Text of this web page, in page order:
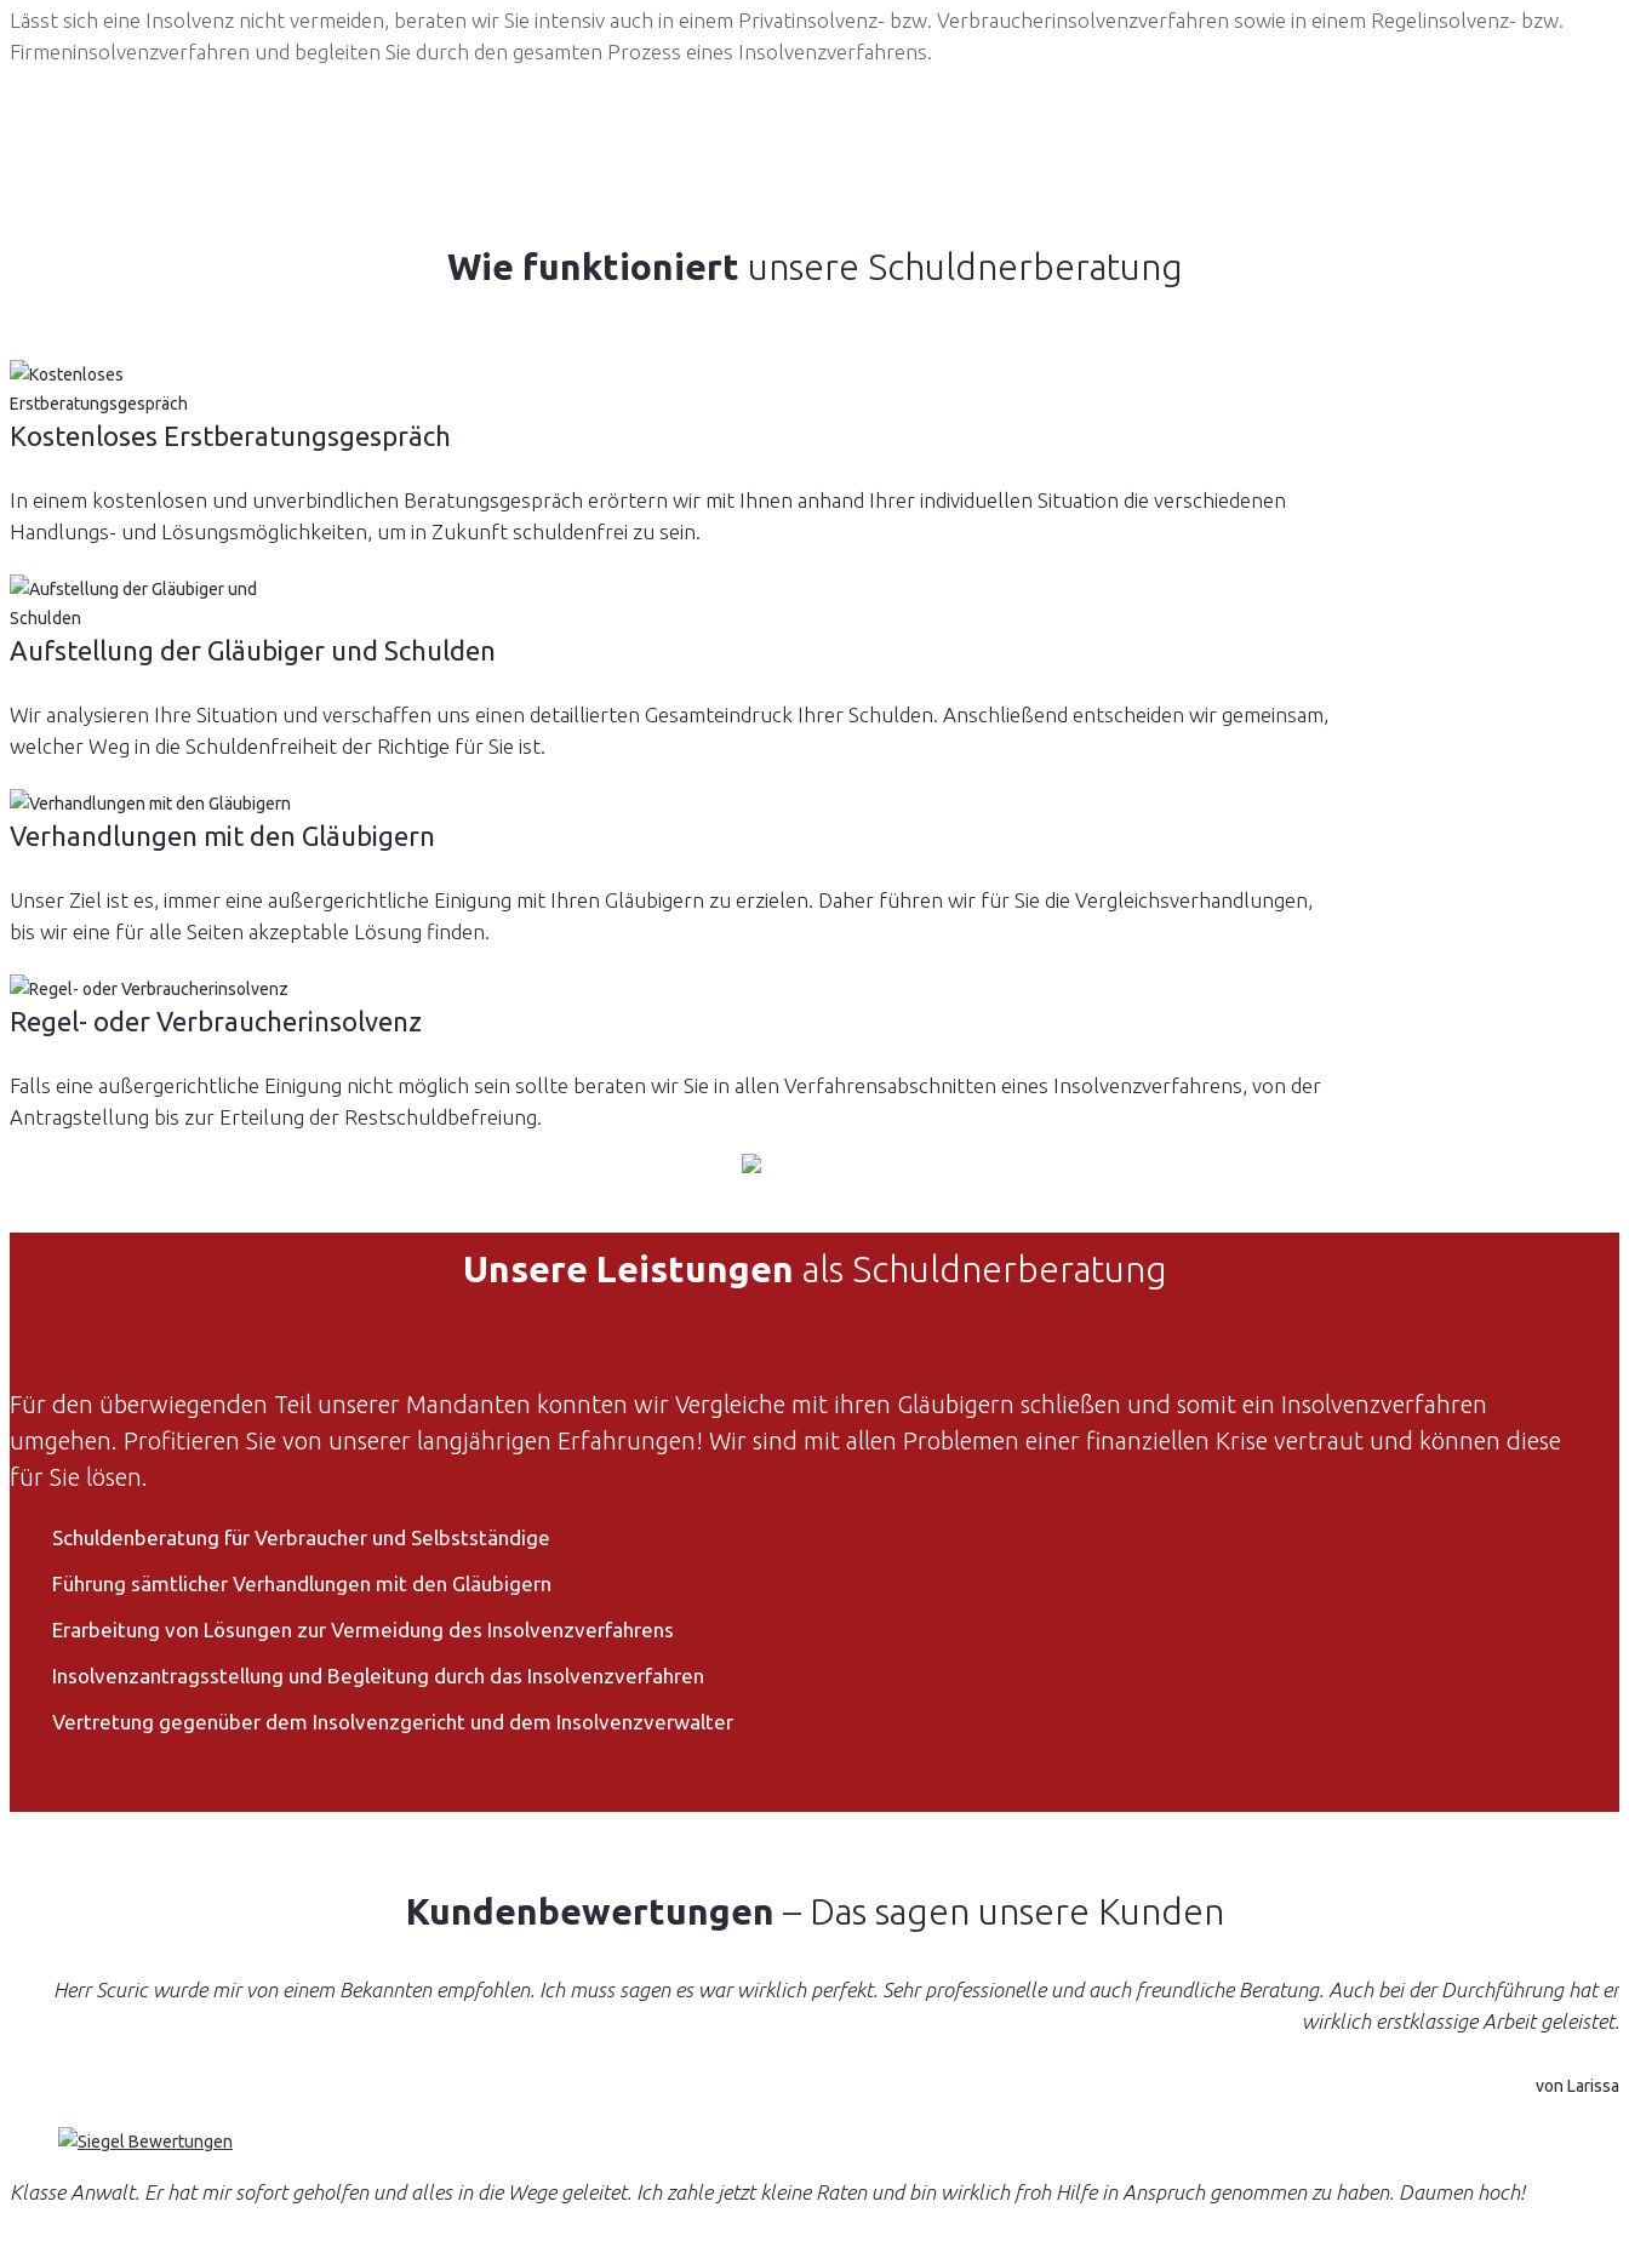
Lässt sich eine Insolvenz nicht vermeiden, beraten wir Sie intensiv auch in einem Privatinsolvenz- bzw. Verbraucherinsolvenzverfahren sowie in einem Regelinsolvenz- bzw.
Firmeninsolvenzverfahren und begleiten Sie durch den gesamten Prozess eines Insolvenzverfahrens.
Wie funktioniert unsere Schuldnerberatung
Kostenloses Erstberatungsgespräch
In einem kostenlosen und unverbindlichen Beratungsgespräch erörtern wir mit Ihnen anhand Ihrer individuellen Situation die verschiedenen
Handlungs- und Lösungsmöglichkeiten, um in Zukunft schuldenfrei zu sein.
Aufstellung der Gläubiger und Schulden
Wir analysieren Ihre Situation und verschaffen uns einen detaillierten Gesamteindruck Ihrer Schulden. Anschließend entscheiden wir gemeinsam,
welcher Weg in die Schuldenfreiheit der Richtige für Sie ist.
Verhandlungen mit den Gläubigern
Unser Ziel ist es, immer eine außergerichtliche Einigung mit Ihren Gläubigern zu erzielen. Daher führen wir für Sie die Vergleichsverhandlungen,
bis wir eine für alle Seiten akzeptable Lösung finden.
Regel- oder Verbraucherinsolvenz
Falls eine außergerichtliche Einigung nicht möglich sein sollte beraten wir Sie in allen Verfahrensabschnitten eines Insolvenzverfahrens, von der
Antragstellung bis zur Erteilung der Restschuldbefreiung.
Unsere Leistungen als Schuldnerberatung
Für den überwiegenden Teil unserer Mandanten konnten wir Vergleiche mit ihren Gläubigern schließen und somit ein Insolvenzverfahren
umgehen. Profitieren Sie von unserer langjährigen Erfahrungen! Wir sind mit allen Problemen einer finanziellen Krise vertraut und können diese
für Sie lösen.
Schuldenberatung für Verbraucher und Selbstständige
Führung sämtlicher Verhandlungen mit den Gläubigern
Erarbeitung von Lösungen zur Vermeidung des Insolvenzverfahrens
Insolvenzantragsstellung und Begleitung durch das Insolvenzverfahren
Vertretung gegenüber dem Insolvenzgericht und dem Insolvenzverwalter
Kundenbewertungen – Das sagen unsere Kunden
Herr Scuric wurde mir von einem Bekannten empfohlen. Ich muss sagen es war wirklich perfekt. Sehr professionelle und auch freundliche Beratung. Auch bei der Durchführung hat er
wirklich erstklassige Arbeit geleistet.
von Larissa
Klasse Anwalt. Er hat mir sofort geholfen und alles in die Wege geleitet. Ich zahle jetzt kleine Raten und bin wirklich froh Hilfe in Anspruch genommen zu haben. Daumen hoch!